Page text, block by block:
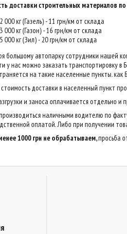
доставки строительных материалов
000 кг (Газель) - 11 грн/км от склада
000 кг (Газон) - 16 грн/км от склада
000 кг (Зил) - 20 грн/км от склада
большому автопарку сотрудники нашей
у нас можно заказать транспортировку в
на такие населенные пункты.
доставки в населенный пункт
и заноса оплачивается отдельно
наличными водителю по
оплатой. Либо при получении
1000 грн не обрабатываем,просьба